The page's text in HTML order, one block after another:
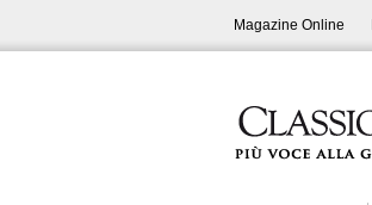
Magazine Online